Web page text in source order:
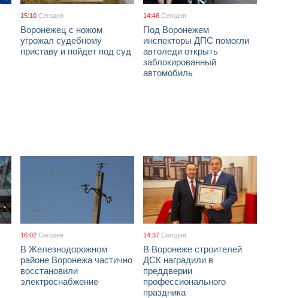
15:10 Сегодня
Воронежец с ножом
угрожал судебному
приставу и пойдет под суд
14:46 Сегодня
Под Воронежем
инспекторы ДПС помогли
автоледи открыть
заблокированный
автомобиль
16:02 Сегодня
В Железнодорожном
районе Воронежа частично
восстановили
электроснабжение
14:37 Сегодня
В Воронеже строителей
ДСК наградили в
преддверии
профессионального
праздника